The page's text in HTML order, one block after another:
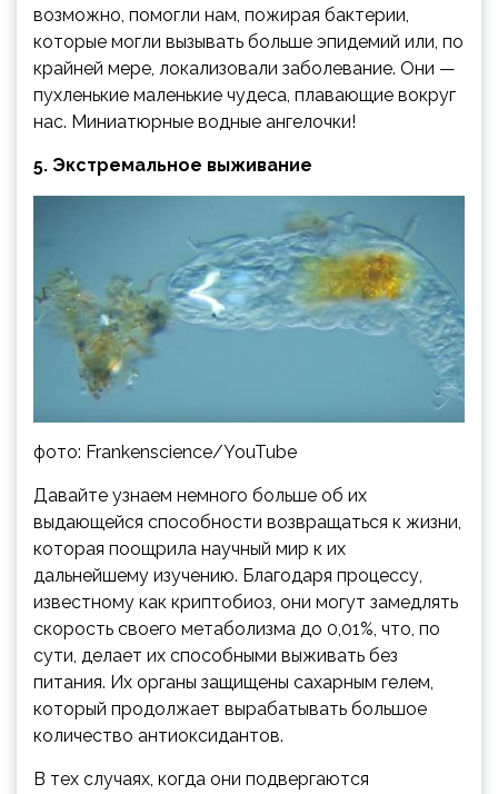
возможно, помогли нам, пожирая бактерии,
которые могли вызывать больше эпидемий или, по
крайней мере, локализовали заболевание. Они —
пухленькие маленькие чудеса, плавающие вокруг
нас. Миниатюрные водные ангелочки!
5. Экстремальное выживание
фото: Frankenscience/YouTube
Давайте узнаем немного больше об их
выдающейся способности возвращаться к жизни,
которая поощрила научный мир к их
дальнейшему изучению. Благодаря процессу,
известному как криптобиоз, они могут замедлять
скорость своего метаболизма до 0,01%, что, по
сути, делает их способными выживать без
питания. Их органы защищены сахарным гелем,
который продолжает вырабатывать большое
количество антиоксидантов.
В тех случаях, когда они подвергаются